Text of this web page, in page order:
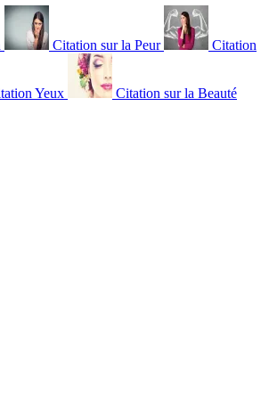
Citation sur la Peur Citation
Yeux Citation sur la Beauté